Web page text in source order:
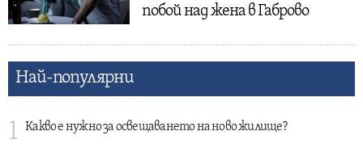
побой над жена в Габрово
Най-популярни
1 Какво е нужно за освещаването на ново жилище?